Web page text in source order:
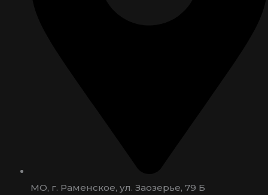
МО, г. Раменское, ул. Заозерье, 79 Б